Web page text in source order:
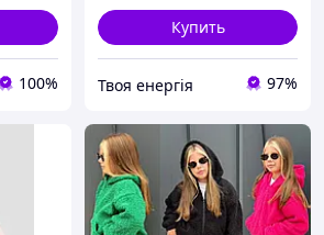
100%
Купить
Твоя енергія 97%